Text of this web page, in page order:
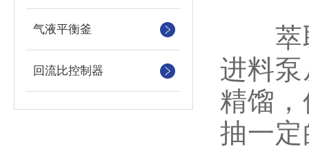
气液平衡釜
回流比控制器
萃取
进料
精馏
抽一